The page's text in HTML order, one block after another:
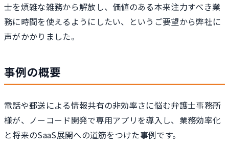
士を煩雑な雑務から解放し、価値のある本来注力すべき業
務に時間を使えるようにしたい、というご要望から弊社に
声がかかりました。
事例の概要
電話や郵送による情報共有の非効率さに悩む弁護士事務所
様が、ノーコード開発で専用アプリを導入し、業務効率化
と将来のSaaS展開への道筋をつけた事例です。